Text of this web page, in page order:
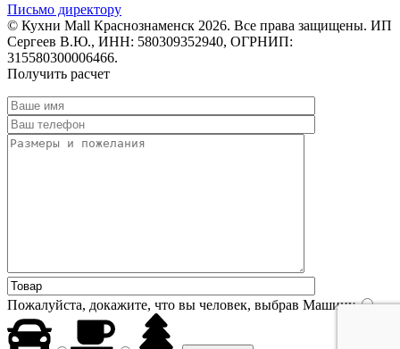
Письмо директору
© Кухни Mall Краснознаменск 2026. Все права защищены. ИП
Сергеев В.Ю., ИНН: 580309352940, ОГРНИП:
315580300006466.
Получить расчет
Пожалуйста, докажите, что вы человек, выбрав Машину.